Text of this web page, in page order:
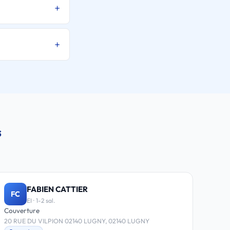
FC FABIEN CATTIER
EI · 1-2 sal.
Couverture
20 RUE DU VILPION 02140 LUGNY, 02140 LUGNY